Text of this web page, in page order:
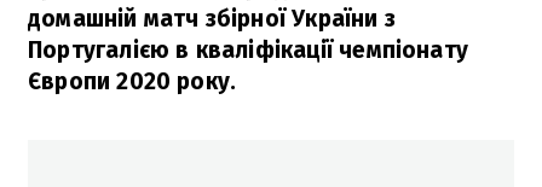
домашній матч збірної України з
Португалією в кваліфікації чемпіонату
Європи 2020 року.